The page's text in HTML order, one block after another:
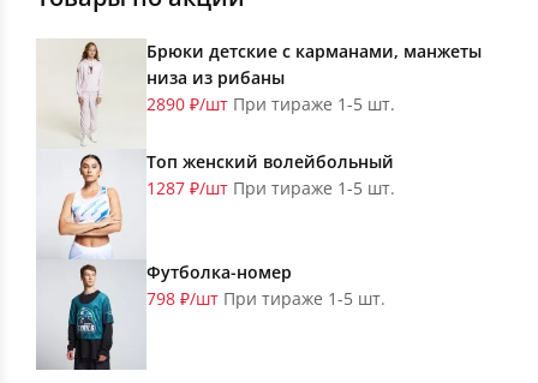
Брюки детские с карманами, манжеты
низа из рибаны
2890 ₽/шт При тираже 1-5 шт.
Топ женский волейбольный
1287 ₽/шт При тираже 1-5 шт.
Футболка-номер
798 ₽/шт При тираже 1-5 шт.